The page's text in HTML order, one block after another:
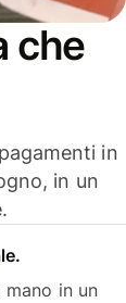
che
in
in un
in un